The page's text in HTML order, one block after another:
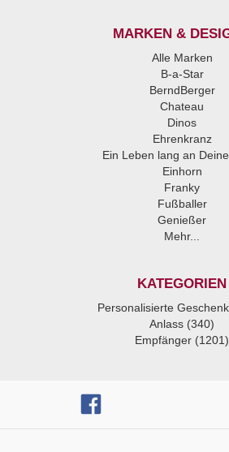
MARKEN &
Alle Marken
B-a-Star
BerndBerger
Chateau
Dinos
Ehrenkranz
Ein Leben lang an
Einhorn
Franky
Fußballer
Genießer
Mehr...
KATEGORIEN
Personalisierte
Anlass (340)
Empfänger (1201)